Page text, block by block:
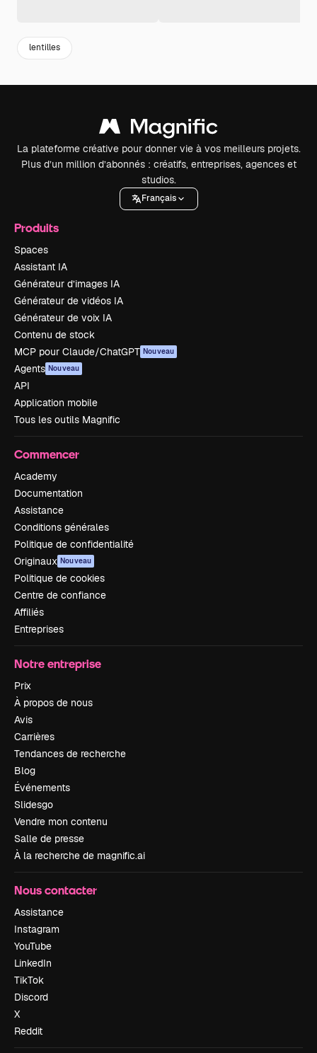
lentilles
La plateforme créative pour donner vie à vos meilleurs projets.
Plus d’un million d’abonnés : créatifs, entreprises, agences et
studios.
Français
Produits
Spaces
Assistant IA
Générateur d’images IA
Générateur de vidéos IA
Générateur de voix IA
Contenu de stock
MCP pour Claude/ChatGPT Nouveau
Agents Nouveau
API
Application mobile
Tous les outils Magnific
Commencer
Academy
Documentation
Assistance
Conditions générales
Politique de confidentialité
Originaux Nouveau
Politique de cookies
Centre de confiance
Affiliés
Entreprises
Notre entreprise
Prix
À propos de nous
Avis
Carrières
Tendances de recherche
Blog
Événements
Slidesgo
Vendre mon contenu
Salle de presse
À la recherche de magnific.ai
Nous contacter
Assistance
Instagram
YouTube
LinkedIn
TikTok
Discord
X
Reddit